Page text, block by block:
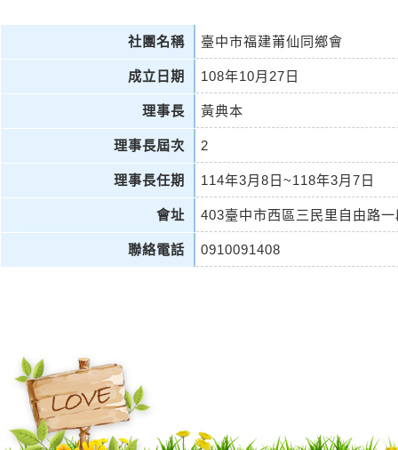
社團名稱 臺中市福建莆仙同鄉會
成立日期 108年10月27日
理事長 黃典本
理事長屆次 2
理事長任期 114年3月8日~118年3月7日
會址 403臺中市西區三民里自由路
聯絡電話 0910091408